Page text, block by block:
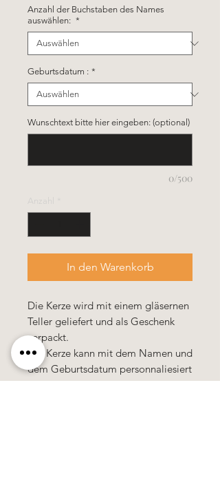
Anzahl der Buchstaben des Names
auswählen: *
Geburtsdatum : *
Wunschtext bitte hier eingeben: (optional)
0/500
Anzahl
In den Warenkorb
Die Kerze wird mit einem gläsernen
Teller geliefert und als Geschenk
verpackt.
Die Kerze kann mit dem Namen und
dem Geburtsdatum personnaliesiert
werden.